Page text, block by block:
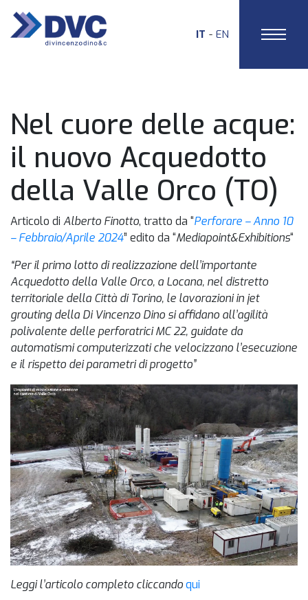
IT EN
Nel cuore delle acque:
il nuovo Acquedotto
della Valle Orco (TO)
Articolo di Alberto Finotto, tratto da “Perforare – Anno 10
– Febbraio/Aprile 2024” edito da “Mediapoint&Exhibitions“
“Per il primo lotto di realizzazione dell’importante
Acquedotto della Valle Orco, a Locana, nel distretto
territoriale della Città di Torino, le lavorazioni in jet
grouting della Di Vincenzo Dino si affidano all’agilità
polivalente delle perforatrici MC 22, guidate da
automatismi computerizzati che velocizzano l’esecuzione
e il rispetto dei parametri di progetto”
Leggi l’articolo completo cliccandoqui